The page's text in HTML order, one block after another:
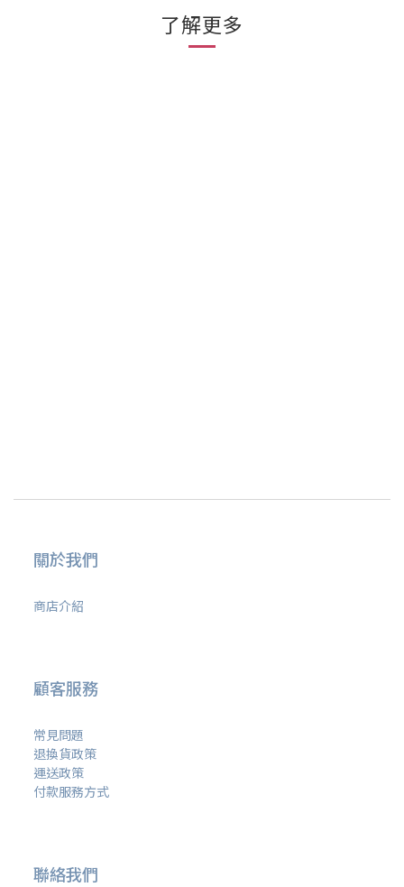
了解更多
關於我們
商店介紹
顧客服務
常見問題
退換貨政策
運送政策
付款服務方式
聯絡我們